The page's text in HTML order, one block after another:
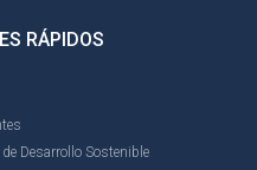
RÁPIDOS
Desarrollo Sostenible